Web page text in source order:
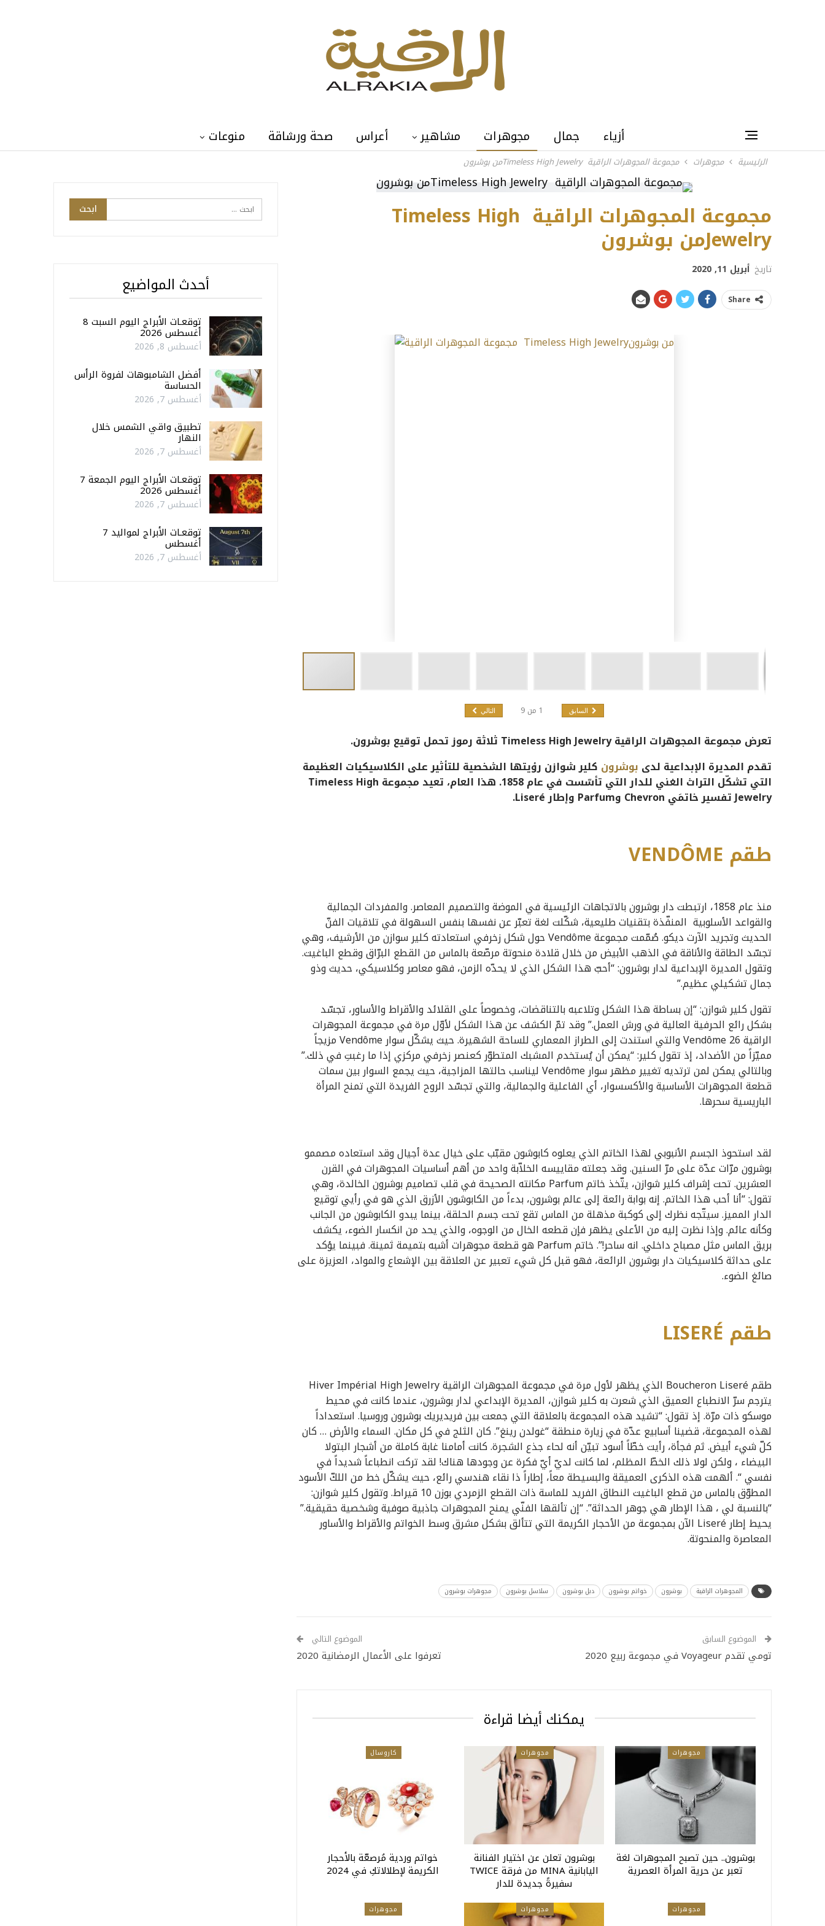
أزياء جمال مجوهرات مشاهير أعراس صحة ورشاقة منوعات
الرئيسية مجوهرات مجموعة المجوهرات الراقية Timeless High Jewelryمن بوشرون
مجموعة المجوهرات الراقية Timeless High
Jewelryمن بوشرون
تاريخ أبريل 11, 2020
Share
السابق 1 من 9 التالي
تعرض مجموعة المجوهرات الراقيةTimeless High Jewelry ثلاثة رموز تحمل توقيع بوشرون.
تقدم المديرة الإبداعية لدى بوشرون كلير شوازن رؤيتها الشخصية للتأثير على الكلاسيكيات العظيمة
التي تشكّل التراث الغني للدار التي تأسّست في عام 1858. هذا العام، تعيد مجموعة
Timeless High
Jewelryتفسير خاتمَي Chevron وParfum وإطارLiseré
.
ﻃﻘﻢ VENDÔME
منذ عام 1858، ارتبطت دار بوشرون بالاتجاهات الرئيسية في الموضة والتصميم المعاصر. والمفردات الجمالية
والقواعد الأسلوبية المنفّذة بتقنيات طليعية، شكّلت لغة تعبّر عن نفسها بنفس السهولة في تلاقيات الفنّ
الحديث وتجريد الآرت ديكو. صُمّمت مجموعة Vendôme حول شكل زخرفي استعادته كلير سوازن من الأرشيف، وهي
تجسّد الطاقة والأناقة في الذهب الأبيض من خلال قلادة منحوتة مرصّعة بالماس من القطع البرّاق وقطع الباغيت.
وتقول المديرة الإبداعية لدار بوشرون: “أحبّ هذا الشكل الذي لا يحدّه الزمن، فهو معاصر وكلاسيكي، حديث وذو
جمال تشكيلي عظيم.”
تقول كلير شوازن: “إن بساطة هذا الشكل وتلاعبه بالتناقضات، وخصوصاً على القلائد والأقراط والأساور، تجسّد
بشكل رائع الحرفية العالية في ورش العمل.” وقد تمّ الكشف عن هذا الشكل لأوّل مرة في مجموعة المجوهرات
الراقية 26 Vendôme والتي استندت إلى الطراز المعماري للساحة الشهيرة. حيث يشكّل سوار Vendôme مزيجاً
مميّزاً من الأضداد، إذ تقول كلير: “يمكن أن يُستخدم المشبك المتطوّر كعنصر زخرفي مركزي إذا ما رغبتِ في ذلك.”
وبالتالي يمكن لمن ترتديه تغيير مظهر سوار Vendôme ليناسب حالتها المزاجية، حيث يجمع السوار بين سمات
قطعة المجوهرات الأساسية والأكسسوار، أي الفاعلية والجمالية، والتي تجسّد الروح الفريدة التي تمنح المرأة
الباريسية سحرها.
لقد استحوذ الجسم الأنبوبي لهذا الخاتم الذي يعلوه كابوشون مقبّب على خيال عدة أجيال وقد استعاده مصممو
بوشرون مرّات عدّة على مرّ السنين. وقد جعلته مقاييسه الخلاّبة واحد من أهم أساسيات المجوهرات في القرن
العشرين. تحت إشراف كلير شوازن، يتّخذ خاتم Parfum مكانته الصحيحة في قلب تصاميم بوشرون الخالدة، وهي
تقول: “أنا أحب هذا الخاتم. إنه بوابة رائعة إلى عالم بوشرون، بدءاً من الكابوشون الأزرق الذي هو في رأيي توقيع
الدار المميز. سيتّجه نظرك إلى كوكبة مذهلة من الماس تقع تحت جسم الحلقة، بينما يبدو الكابوشون من الجانب
وكأنه عائم. وإذا نظرت إليه من الأعلى يظهر فإن قطعه الخال من الوجوه، والذي يحد من انكسار الضوء، يكشف
بريق الماس مثل مصباح داخلي. انه ساحر!”. خاتم Parfum هو قطعة مجوهرات أشبه بتميمة ثمينة. فبينما يؤكد
على حداثة كلاسيكيات دار بوشرون الرائعة، فهو قبل كل شيء تعبير عن العلاقة بين الإشعاع والمواد، العزيزة على
صائغ الضوء.
طقم LISERÉ
طقم Boucheron Liseré الذي يظهر لأول مرة في مجموعة المجوهرات الراقية Hiver Impérial High Jewelry
يترجم سرّ الانطباع العميق الذي شعرت به كلير شوازن، المديرة الإبداعي لدار بوشرون، عندما كانت في محيط
موسكو ذات مرّة. إذ تقول: “تشيد هذه المجموعة بالعلاقة التي جمعت بين فريديريك بوشرون وروسيا. استعداداً
لهذه المجموعة، قضينا أسابيع عدّة في زيارة منطقة “غولدن رينغ”. كان الثلج في كل مكان. السماء والأرض … كان
كلّ شيء أبيض. ثم فجأة، رأيت خطّاً أسود تبيّن أنه لحاء جذع الشجرة. كانت أمامنا غابة كاملة من أشجار البتولا
البيضاء ، ولكن لولا ذلك الخطّ المظلم، لما كانت لديّ أيّ فكرة عن وجودها هناك! لقد تركت انطباعاً شديداً في
نفسي “. ألهمت هذه الذكرى العميقة والبسيطة معاً، إطاراً ذا نقاء هندسي رائع، حيث يشكّل خط من اللكّ الأسود
المطوّق بالماس من قطع الباغيت النطاق الفريد للماسة ذات القطع الزمردي بوزن 10 قيراط. وتقول كلير شوازن:
“بالنسبة لي ، هذا الإطار هي جوهر الحداثة”. “إن تألقها الفنّي يمنح المجوهرات جاذبية صوفية وشخصية حقيقية.”
يحيط إطار Liseré الآن بمجموعة من الأحجار الكريمة التي تتألق بشكل مشرق وسط الخواتم والأقراط والأساور
المعاصرة والمنحوتة.
المجوهرات الراقية بوشرون خواتم بوشرون دبل بوشرون سلاسل بوشرون مجوهرات بوشرون
الموضوع السابق
تومي تقدم Voyageur في مجموعة ربيع 2020
الموضوع التالي
تعرفوا على الأعمال الرمضانية 2020
يمكنك أيضا قراءة
مجوهرات
بوشرون.. حين تصبح المجوهرات لغة
تعبر عن حرية المرأة العصرية
مجوهرات
بوشرون تعلن عن اختيار الفنانة
اليابانية MINA من فرقة TWICE
سفيرةً جديدة للدار
كاروسال
خواتم وردية مُرصعّة بالأحجار
الكريمة لإطلالاتكِ في 2024
مجوهرات مجوهرات مجوهرات
أحدث المواضيع
توقعـات الأبراج اليوم السبت 8
أغسطس 2026
أغسطس 8, 2026
أفضل الشامبوهات لفروة الرأس
الحساسة
أغسطس 7, 2026
تطبيق واقي الشمس خلال
النهار
أغسطس 7, 2026
توقعـات الأبراج اليوم الجمعة 7
أغسطس 2026
أغسطس 7, 2026
توقعـات الأبراج لمواليد 7
أغسطس
أغسطس 7, 2026